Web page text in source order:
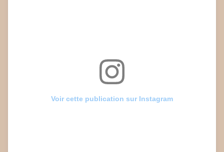
Voir cette publication sur Instagram